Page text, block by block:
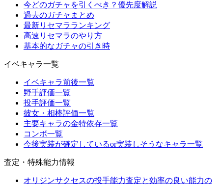
今どのガチャを引くべき？優先度解説
過去のガチャまとめ
最新リセマラランキング
高速リセマラのやり方
基本的なガチャの引き時
イベキャラ一覧
イベキャラ前後一覧
野手評価一覧
投手評価一覧
彼女・相棒評価一覧
主要キャラの金特依存一覧
コンボ一覧
今後実装が確定しているor実装しそうなキャラ一覧
査定・特殊能力情報
オリジンサクセスの投手能力査定と効率の良い能力の